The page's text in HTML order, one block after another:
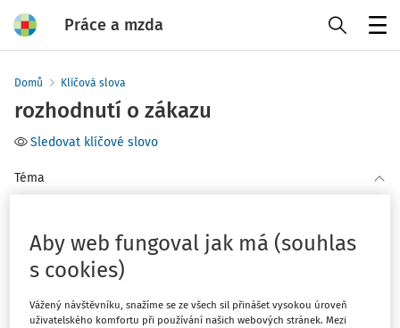
Práce a mzda
Domů Klíčová slova
rozhodnutí o zákazu
Sledovat klíčové slovo
Téma
Filtr
Počet vyhledaných dokumentů:1
Aby web fungoval jak má (souhlas
s cookies)
Vážený návštěvníku, snažíme se ze všech sil přinášet vysokou úroveň
uživatelského komfortu při používání našich webových stránek. Mezi